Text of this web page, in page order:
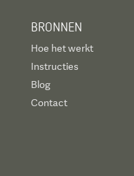
BRONNEN
Hoe het werkt
Instructies
Blog
Contact